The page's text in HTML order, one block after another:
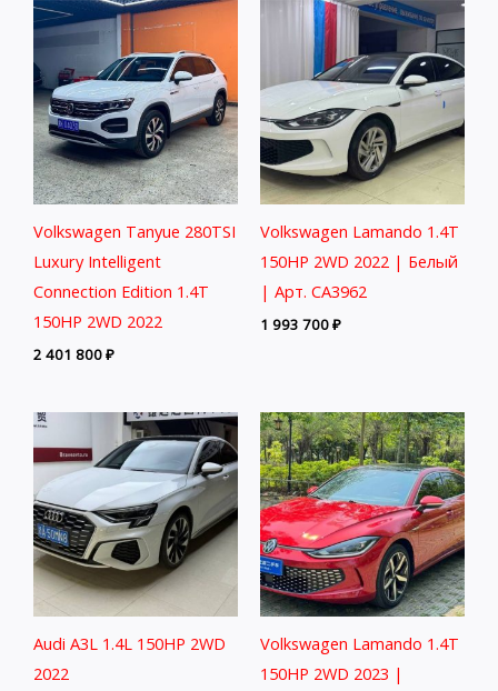
Volkswagen Tanyue 280TSI
Luxury Intelligent
Connection Edition 1.4T
150HP 2WD 2022
2 401 800₽
Volkswagen Lamando 1.4T
150HP 2WD 2022 | Белый
| Арт. CA3962
1 993 700₽
Audi A3L 1.4L 150HP 2WD
2022
Volkswagen Lamando 1.4T
150HP 2WD 2023 |